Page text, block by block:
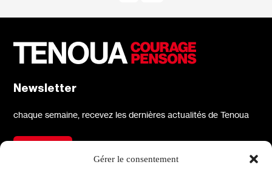
Gérer le consentement
Newsletter
chaque semaine, recevez les dernières actualités de Tenoua